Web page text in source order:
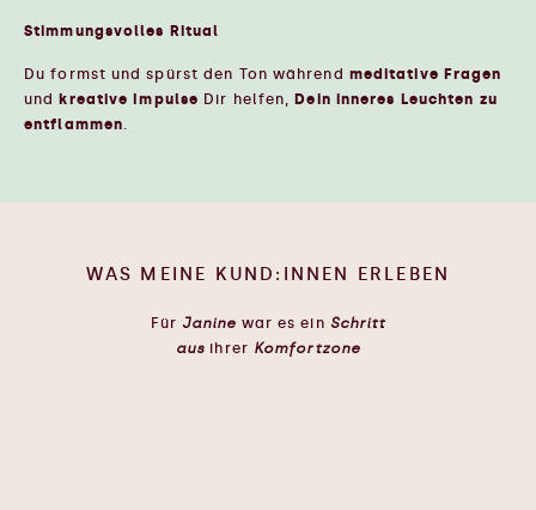
Stimmungsvolles Ritual
Du formst und spürst den Ton während meditative Fragen
undkreative Impulse Dir helfen,Dein inneres Leuchten zu
entflammen
WAS MEINE KUND:INNEN ERLEBEN
Für Janine war es ein Schritt
aus ihrer Komfortzone